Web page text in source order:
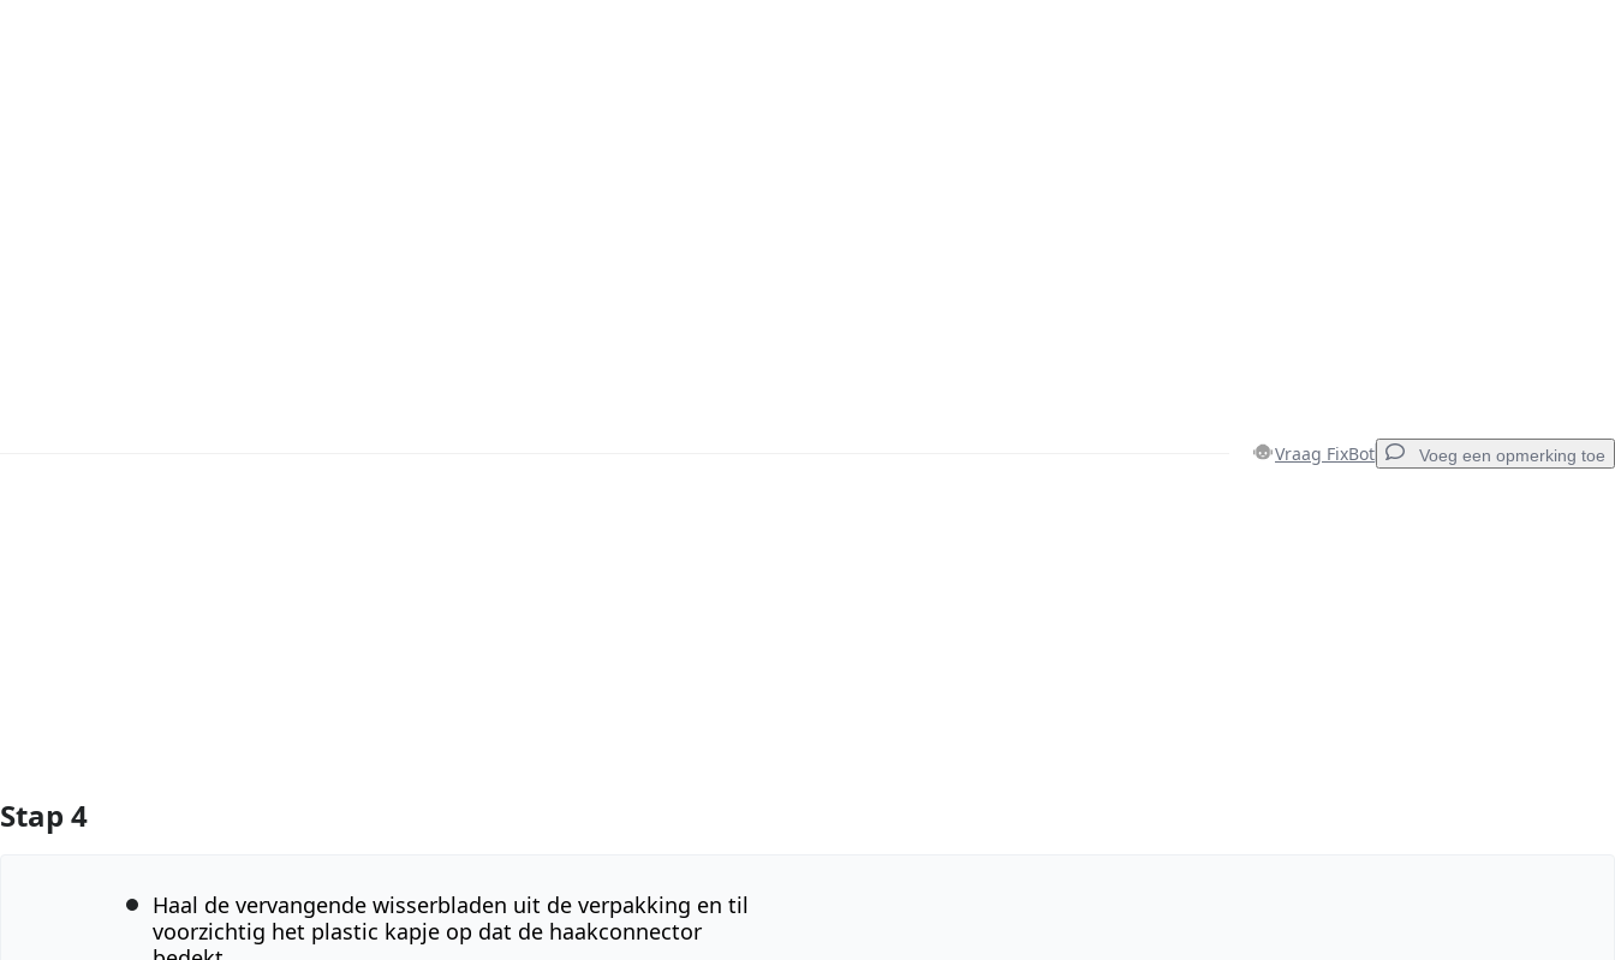
Vraag FixBot Voeg een opmerking toe
Stap 4
Haal de vervangende wisserbladen uit de verpakking en til
voorzichtig het plastic kapje op dat de haakconnector